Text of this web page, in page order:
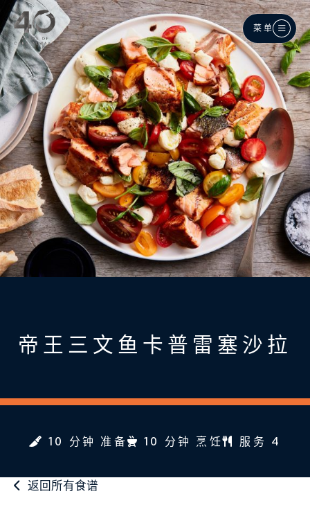
跳至主内容
菜单
帝王三文鱼卡普雷塞沙拉
10 分钟 准备 10 分钟 烹饪 服务 4
返回所有食谱